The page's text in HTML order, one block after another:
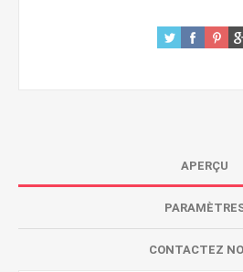
APERÇU
CONTACTEZ